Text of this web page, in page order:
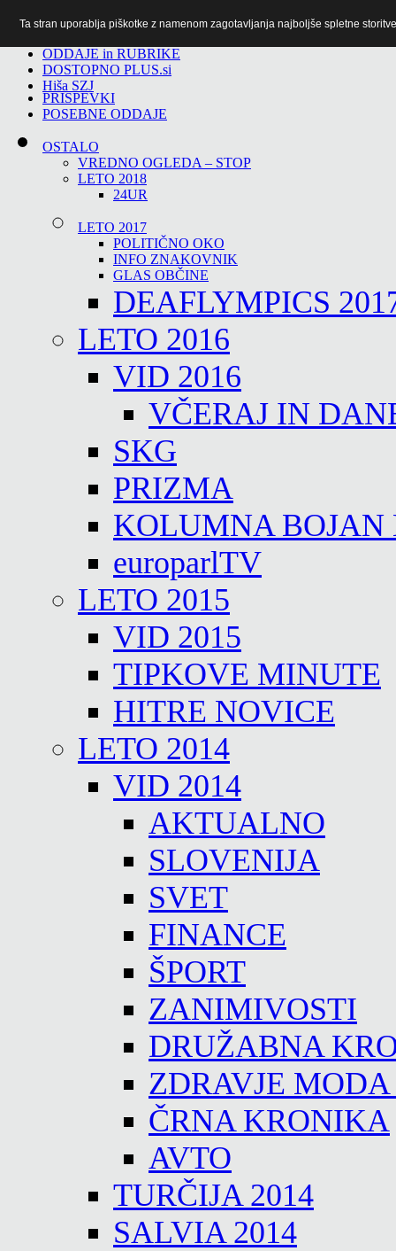
ODDAJE in RUBRIKE
DOSTOPNO PLUS.si
Hiša SZJ
PRISPEVKI
POSEBNE ODDAJE
OSTALO
VREDNO OGLEDA – STOP
LETO 2018
24UR
LETO 2017
POLITIČNO OKO
INFO ZNAKOVNIK
GLAS OBČINE
DEAFLYMPICS
LETO 2016
VID 2016
VČERAJ IN
SKG
PRIZMA
KOLUMNA BOJAN
europarlTV
LETO 2015
VID 2015
TIPKOVE MINUTE
HITRE NOVICE
LETO 2014
VID 2014
AKTUALNO
SLOVENIJA
SVET
FINANCE
ŠPORT
ZANIMIVOSTI
DRUŽABNA
ZDRAVJE
ČRNA KRONIKA
AVTO
TURČIJA 2014
SALVIA 2014
Ta stran uporablja piškotke z namenom zagotavljanja najboljše spletne